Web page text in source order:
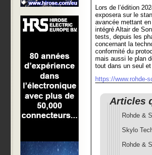
Lors de l’édition
exposera sur le
avancée mettant
intégré Altair de
tests, depuis les
concernant la
conformité du
mais aussi le plan
tout dans un seul
https://www.rohde-
Articles
Rohde &
Skylo
Rohde &